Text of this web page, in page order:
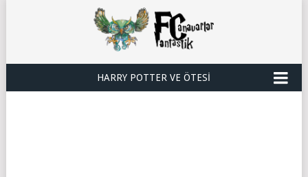
HARRY POTTER VE ÖTESI